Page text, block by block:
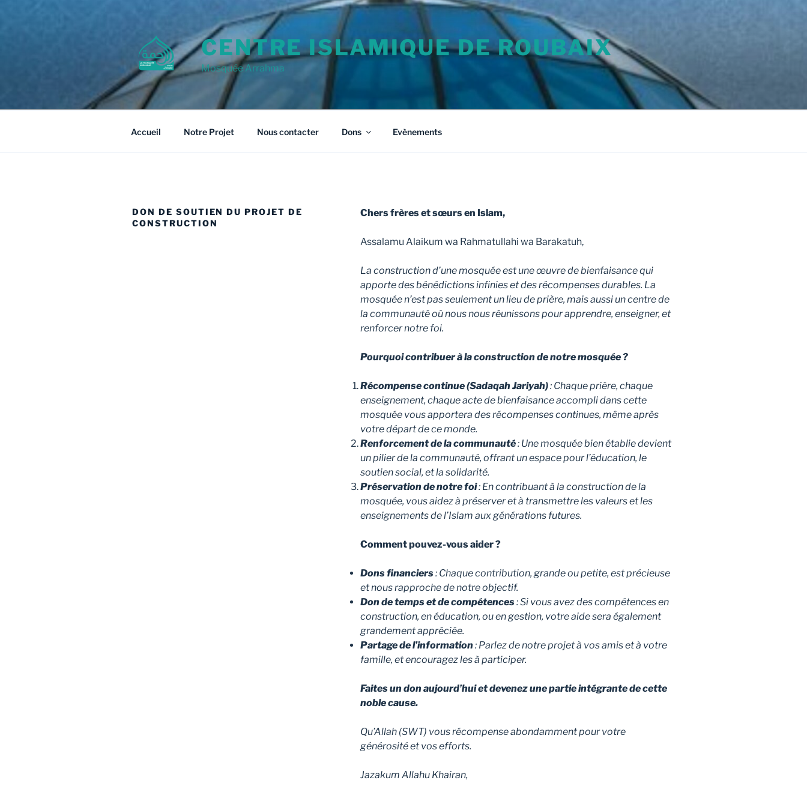
CENTRE ISLAMIQUE DE ROUBAIX
Mosquée Arrahma
Accueil Notre Projet Nous contacter Dons Evènements
DON DE SOUTIEN DU PROJET DE
CONSTRUCTION
Chers frères et sœurs en Islam,
Assalamu Alaikum wa Rahmatullahi wa Barakatuh,
La construction d’une mosquée est une œuvre de bienfaisance qui
apporte des bénédictions infinies et des récompenses durables. La
mosquée n’est pas seulement un lieu de prière, mais aussi un centre de
la communauté où nous nous réunissons pour apprendre, enseigner, et
renforcer notre foi.
Pourquoi contribuer à la construction de notre mosquée ?
Récompense continue (Sadaqah Jariyah): Chaque prière, chaque
enseignement, chaque acte de bienfaisance accompli dans cette
mosquée vous apportera des récompenses continues, même après
votre départ de ce monde.
Renforcement de la communauté: Une mosquée bien établie devient
un pilier de la communauté, offrant un espace pour l’éducation, le
soutien social, et la solidarité.
Préservation de notre foi: En contribuant à la construction de la
mosquée, vous aidez à préserver et à transmettre les valeurs et les
enseignements de l’Islam aux générations futures.
Comment pouvez-vous aider ?
Dons financiers : Chaque contribution, grande ou petite, est précieuse
et nous rapproche de notre objectif.
Don de temps et de compétences : Si vous avez des compétences en
construction, en éducation, ou en gestion, votre aide sera également
grandement appréciée.
Partage de l’information: Parlez de notre projet à vos amis et à votre
famille, et encouragez les à participer.
Faites un don aujourd’hui et devenez une partie intégrante de cette
noble cause.
Qu’Allah (SWT) vous récompense abondamment pour votre
générosité et vos efforts.
Jazakum Allahu Khairan,